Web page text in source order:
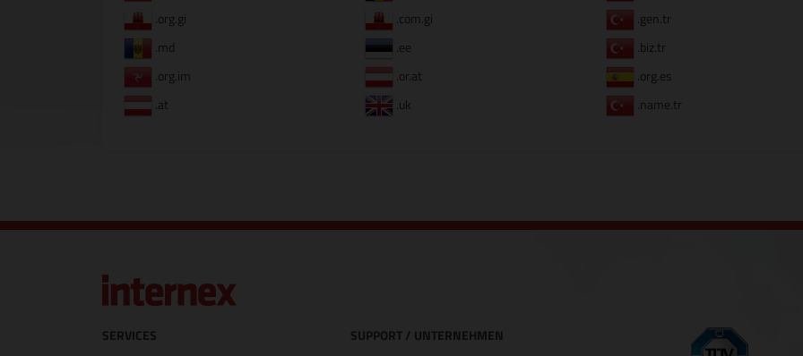
.org.gi
.com.gi
.gen.tr
.md
.ee
.biz.tr
.org.im
.or.at
.org.es
.at
.uk .name.tr
SERVICES
SUPPORT / UNTERNEHMEN